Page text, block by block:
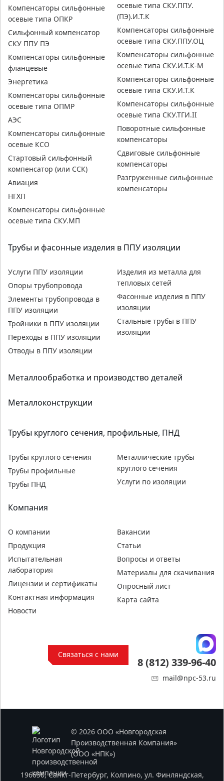
Компенсаторы сильфонные
осевые типа ОПКР
Сильфонный компенсатор
СКУ ППУ ПЭ
Компенсаторы сильфонные
фланцевые
Энергетика
Компенсаторы сильфонные
осевые типа ОПМР
АЭС
Компенсаторы сильфонные
осевые КСО
Стартовый сильфонный
компенсатор (или ССК)
Авиация
НГХП
Компенсаторы сильфонные
осевые типа СКУ.МП
осевые типа СКУ.ППУ.
(ПЭ).И.Т.К
Компенсаторы сильфонные
осевые типа СКУ.ППУ.ОЦ
Компенсаторы сильфонные
осевые типа СКУ.И.Т.К-М
Компенсаторы сильфонные
осевые типа СКУ.И.Т.К
Компенсаторы сильфонные
осевые типа СКУ.ТГИ.II
Поворотные сильфонные
компенсаторы
Сдвиговые сильфонные
компенсаторы
Разгруженные сильфонные
компенсаторы
Трубы и фасонные изделия в ППУ изоляции
Услуги ППУ изоляции
Опоры трубопровода
Элементы трубопровода в
ППУ изоляции
Тройники в ППУ изоляции
Переходы в ППУ изоляции
Отводы в ППУ изоляции
Изделия из металла для
тепловых сетей
Фасонные изделия в ППУ
изоляции
Стальные трубы в ППУ
изоляции
Металлообработка и производство деталей
Металлоконструкции
Трубы круглого сечения, профильные, ПНД
Трубы круглого сечения
Трубы профильные
Трубы ПНД
Металлические трубы
круглого сечения
Услуги по изоляции
Компания
О компании
Продукция
Испытательная
лаборатория
Лицензии и сертификаты
Контактная информация
Новости
Вакансии
Статьи
Вопросы и ответы
Материалы для скачивания
Опросный лист
Карта сайта
Связаться с нами
8 (812) 339-96-40
mail@npc-53.ru
© 2026 ООО «Новгородская
Производственная Компания»
(ООО «НПК»)
196650, Санкт-Петербург, Колпино, ул. Финляндская,